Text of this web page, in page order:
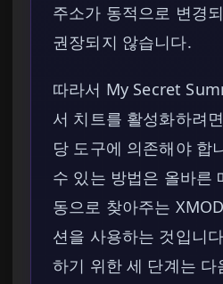
주소가 동적으로 변경
권장되지 않습니다.
따라서 My Secret
서 치트를 활성화하려
당 도구에 의존해야 합
수 있는 방법은 올바른
동으로 찾아주는
션을 사용하는 것입니
하기 위한 세 단계는 다